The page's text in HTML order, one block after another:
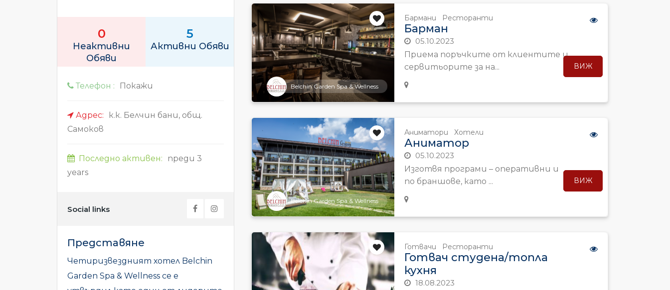
0
Неактивни
Обяви
5
Активни Обяви
Телефон : Покажи
Адрес:
к.к. Белчин бани, общ.
Самоков
Последно активен:
преди 3
years
Social links
Представяне
Четиризвездният хотел Belchin
Garden Spa & Wellness се е
Belchin Garden Spa & Wellness
Бармани Ресторанти
Барман
05.10.2023
Приема поръчките от клиентите и
сервитьорите за на...
ВИЖ
Belchin Garden Spa & Wellness
Аниматори Хотели
Аниматор
05.10.2023
Изготвя програми – оперативни и
по браншове, като ...
ВИЖ
Готвачи Ресторанти
Готвач студена/топла
кухня
18.08.2023